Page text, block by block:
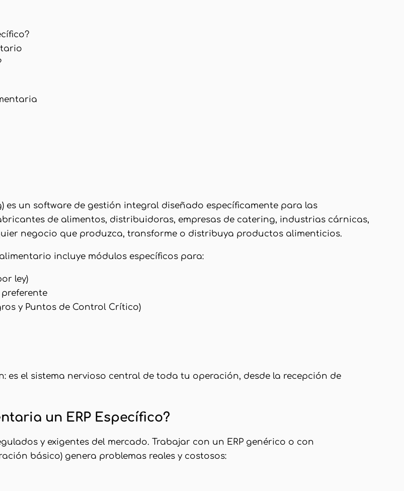
es un software de gestión integral diseñado específicamente para las
de alimentos, distribuidoras, empresas de catering, industrias cárnicas,
negocio que produzca, transforme o distribuya productos alimenticios.
incluye módulos específicos para:
ley)
y Puntos de Control Crítico)
es el sistema nervioso central de toda tu operación, desde la recepción de
un ERP Específico?
y exigentes del mercado. Trabajar con un ERP genérico o con
básico) genera problemas reales y costosos: